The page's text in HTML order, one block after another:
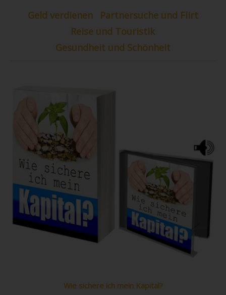
Geld verdienen
Partnersuche und Flirt
Reise und Touristik
Gesundheit und Schönheit
Wie sichere ich mein Kapital?